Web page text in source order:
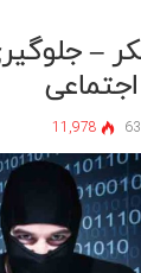
–
11,978